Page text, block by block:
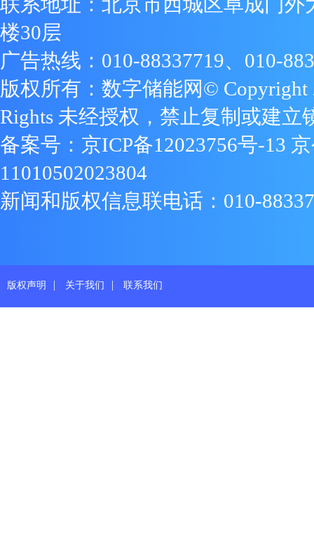
联系地址：北京市西城区阜成门外
楼30层
广告热线：010-88337719、010-
版权所有：数字储能网© Copyright
Rights 未经授权，禁止复制或建立
备案号： 京ICP备12023756号-13
11010502023804
新闻和版权信息联电话：010-
版权声明 | 关于我们 | 联系我们